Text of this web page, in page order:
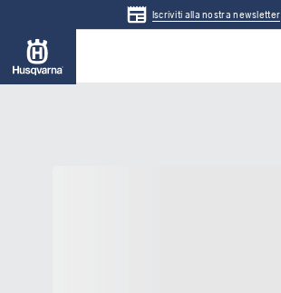
Iscriviti alla nostra newsletter